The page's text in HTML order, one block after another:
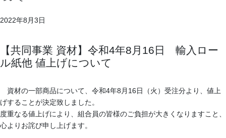
2022年8月3日
【共同事業 資材】令和4年8月16日 輸入ロー
ル紙他 値上げについて
資材の一部商品について、令和4年8月16日（火）受注分より、値上
げすることが決定致しました。
度重なる値上げにより、組合員の皆様のご負担が大きくなりますこと、
心よりお詫び申し上げます。